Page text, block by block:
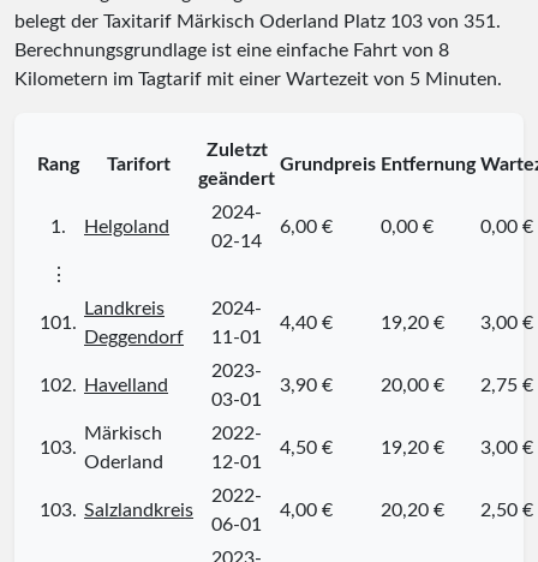
belegt der Taxitarif Märkisch Oderland Platz 103 von 351.
Berechnungsgrundlage ist eine einfache Fahrt von 8
Kilometern im Tagtarif mit einer Wartezeit von 5 Minuten.
Rang Tarifort
Zuletzt
geändert
Grundpreis Entfernung
1. Helgoland
2024-
02-14
6,00 € 0,00 € 0,00 €
⋮
101.
Landkreis
Deggendorf
2024-
11-01
4,40 € 19,20 € 3,00 €
102. Havelland
2023-
03-01
3,90 € 20,00 € 2,75 €
103.
Märkisch
Oderland
2022-
12-01
4,50 € 19,20 € 3,00 €
103. Salzlandkreis
2022-
06-01
4,00 € 20,20 € 2,50 €